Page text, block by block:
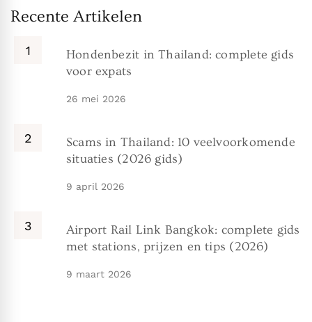
Recente Artikelen
Hondenbezit in Thailand: complete gids
voor expats
26 mei 2026
Scams in Thailand: 10 veelvoorkomende
situaties (2026 gids)
9 april 2026
Airport Rail Link Bangkok: complete gids
met stations, prijzen en tips (2026)
9 maart 2026